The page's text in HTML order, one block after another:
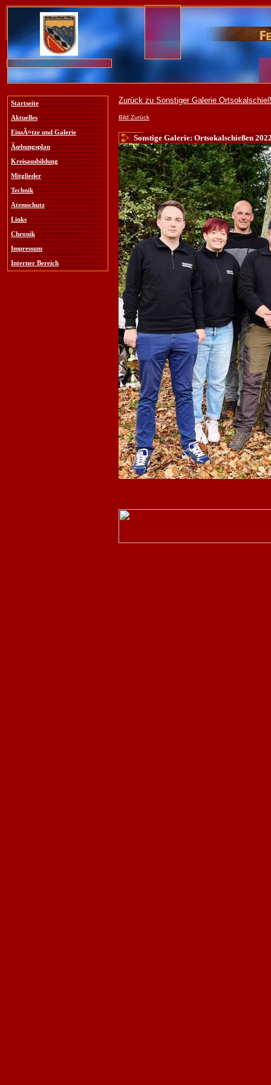
Startseite
Aktuelles
EinsÃ¤tze und Galerie
Ãœbungsplan
Kreisausbildung
Mitglieder
Technik
Atemschutz
Links
Chronik
Impressum
Interner Bereich
Zurück zu Sonstiger Galerie
Bild Zurück
Sonstige Galerie: Ortsokalschießen